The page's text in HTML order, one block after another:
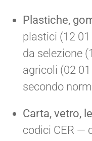
Plastiche,
plastici (12
da selezione
agricoli (02
secondo
Carta, vetro,
codici CER —